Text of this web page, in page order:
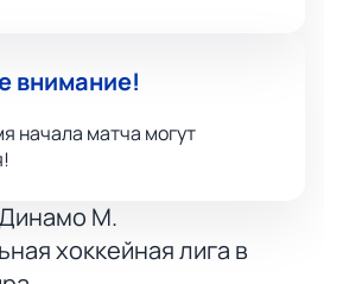
внимание!
начала матча могут
М.
хоккейная лига в